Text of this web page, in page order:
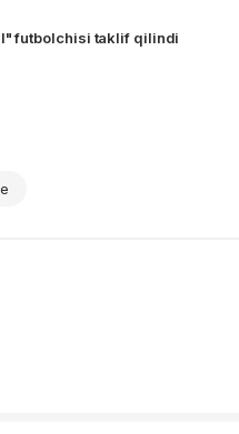
futbolchisi taklif qilindi